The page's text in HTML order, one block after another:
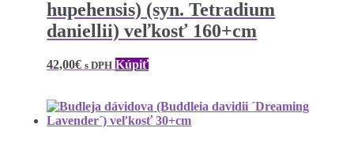
hupehensis) (syn. Tetradium
daniellii) veľkosť 160+cm
42,00€ s DPH Kúpiť